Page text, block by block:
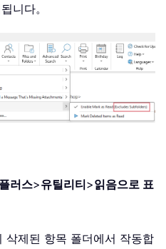
니다。
러스>유틸리티>읽음으로 표
삭제된 항목 폴더에서 작동합